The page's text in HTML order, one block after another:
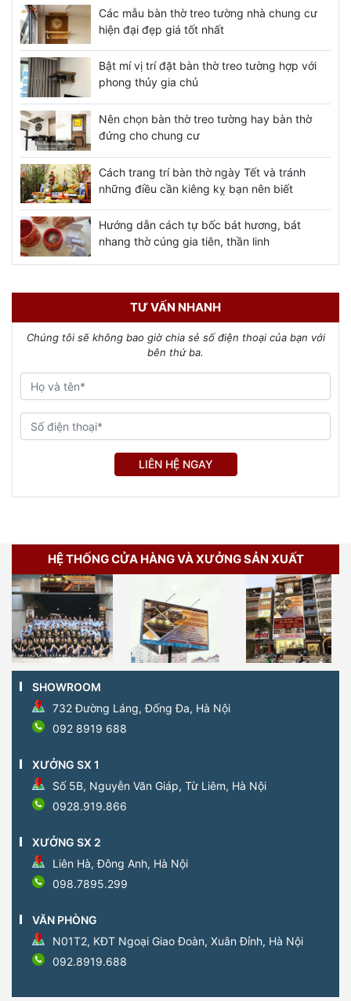
Các mẫu bàn thờ treo tường nhà chung cư
hiện đại đẹp giá tốt nhất
Bật mí vị trí đặt bàn thờ treo tường hợp với
phong thủy gia chủ
Nên chọn bàn thờ treo tường hay bàn thờ
đứng cho chung cư
Cách trang trí bàn thờ ngày Tết và tránh
những điều cần kiêng kỵ bạn nên biết
Hướng dẫn cách tự bốc bát hương, bát
nhang thờ cúng gia tiên, thần linh
TƯ VẤN NHANH
Chúng tôi sẽ không bao giờ chia sẻ số điện thoại của bạn với
bên thứ ba.
LIÊN HỆ NGAY
HỆ THỐNG CỬA HÀNG VÀ XƯỞNG SẢN XUẤT
SHOWROOM
732 Đường Láng, Đống Đa, Hà Nội
092 8919 688
XƯỞNG SX 1
Số 5B, Nguyễn Văn Giáp, Từ Liêm, Hà Nội
0928.919.866
XƯỞNG SX 2
Liên Hà, Đông Anh, Hà Nội
098.7895.299
VĂN PHÒNG
N01T2, KĐT Ngoại Giao Đoàn, Xuân Đỉnh, Hà Nội
092.8919.688